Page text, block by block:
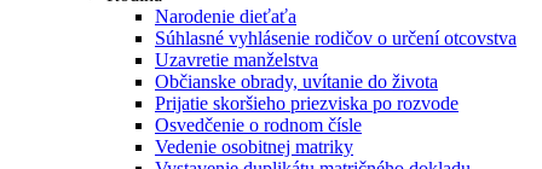
Narodenie dieťaťa
Súhlasné vyhlásenie rodičov o určení otcovstva
Uzavretie manželstva
Občianske obrady, uvítanie do života
Prijatie skoršieho priezviska po rozvode
Osvedčenie o rodnom čísle
Vedenie osobitnej matriky